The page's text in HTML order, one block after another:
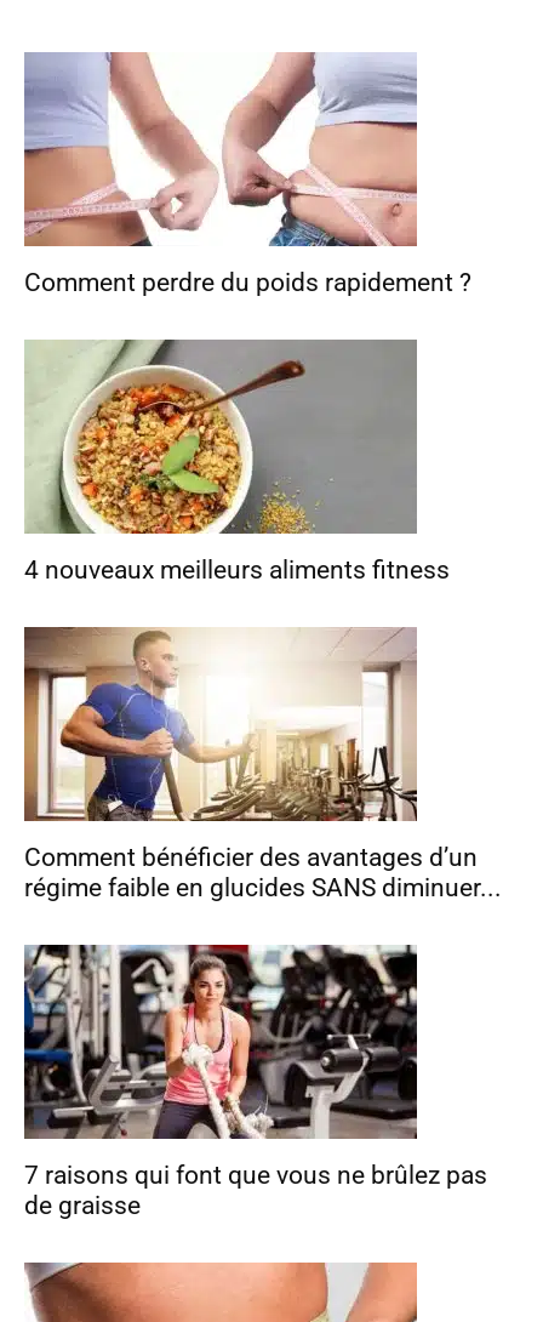
Comment perdre du poids rapidement ?
4 nouveaux meilleurs aliments fitness
Comment bénéficier des avantages d’un
régime faible en glucides SANS diminuer...
7 raisons qui font que vous ne brûlez pas
de graisse